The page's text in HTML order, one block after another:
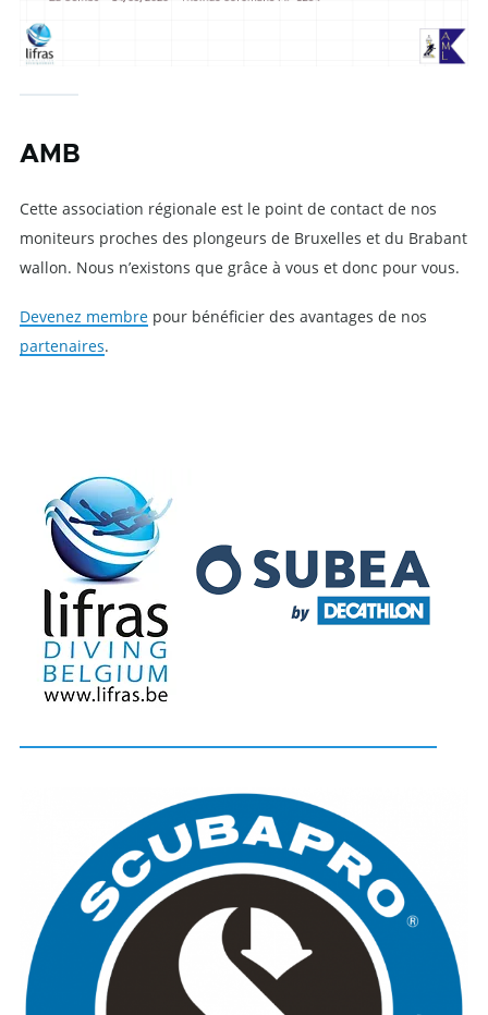
AMB
Cette association régionale est le point de contact de nos
moniteurs proches des plongeurs de Bruxelles et du Brabant
wallon. Nous n’existons que grâce à vous et donc pour vous.
Devenez membre pour bénéficier des avantages de nos
partenaires.